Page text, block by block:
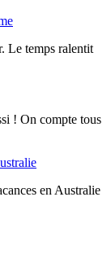
Le temps ralentit
! On compte tous
en Australie